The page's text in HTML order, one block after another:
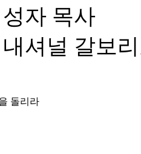
자 목사
셔널 갈보
돌리라